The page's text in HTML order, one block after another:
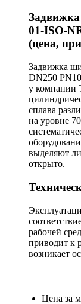
01-ISO-
(цена,
Задвижка
DN250
у компании
сплава
на уровне
выделяют
открыто.
рабочей
приводит к
возникает
Цена за